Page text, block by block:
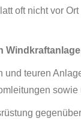
oft nicht vor
teuren